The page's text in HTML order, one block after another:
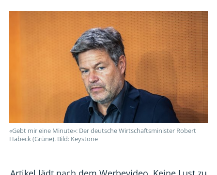
HerrHerr
Habeck!
Herr
Habeck!
Herr
Habeck!
Herr
Habeck!
«Gebt mir eine Minute»: Der deutsche Wirtschaftsminister Robert
Habeck (Grüne). Bild: Keystone